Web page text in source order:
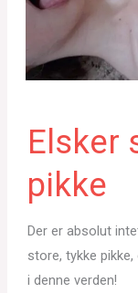
Elsker
pikke
Der er absolut
store, tykke
i denne verden!